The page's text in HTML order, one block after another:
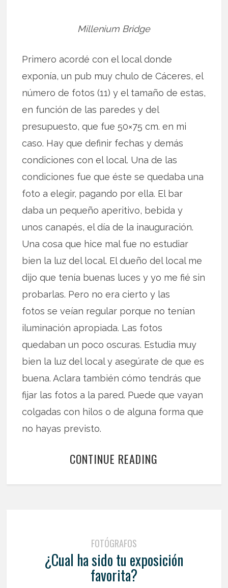
Millenium Bridge
Primero acordé con el local donde
exponía, un pub muy chulo de Cáceres, el
número de fotos (11) y el tamaño de estas,
en función de las paredes y del
presupuesto, que fue 50×75 cm. en mi
caso. Hay que definir fechas y demás
condiciones con el local. Una de las
condiciones fue que éste se quedaba una
foto a elegir, pagando por ella. El bar
daba un pequeño aperitivo, bebida y
unos canapés, el día de la inauguración.
Una cosa que hice mal fue no estudiar
bien la luz del local. El dueño del local me
dijo que tenía buenas luces y yo me fié sin
probarlas. Pero no era cierto y las
fotos se veían regular porque no tenían
iluminación apropiada. Las fotos
quedaban un poco oscuras. Estudia muy
bien la luz del local y asegúrate de que es
buena. Aclara también cómo tendrás que
fijar las fotos a la pared. Puede que vayan
colgadas con hilos o de alguna forma que
no hayas previsto.
CONTINUE READING
FOTÓGRAFOS
¿Cual ha sido tu exposición
favorita?